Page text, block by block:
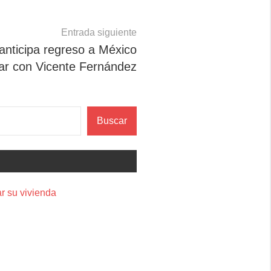
Entrada siguiente
regreso a México
con Vicente Fernández
Buscar
su vivienda